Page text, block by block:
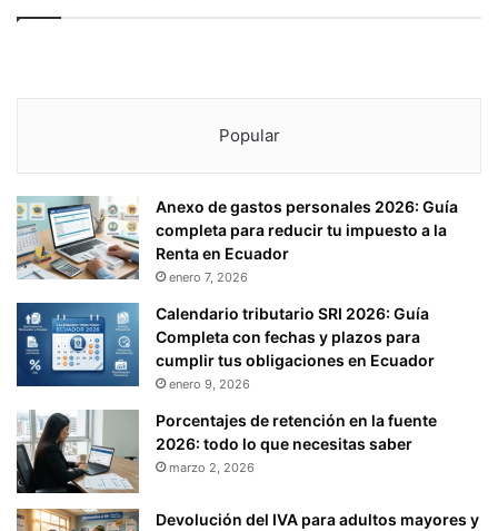
Popular
Anexo de gastos personales 2026: Guía
completa para reducir tu impuesto a la
Renta en Ecuador
enero 7, 2026
Calendario tributario SRI 2026: Guía
Completa con fechas y plazos para
cumplir tus obligaciones en Ecuador
enero 9, 2026
Porcentajes de retención en la fuente
2026: todo lo que necesitas saber
marzo 2, 2026
Devolución del IVA para adultos mayores y